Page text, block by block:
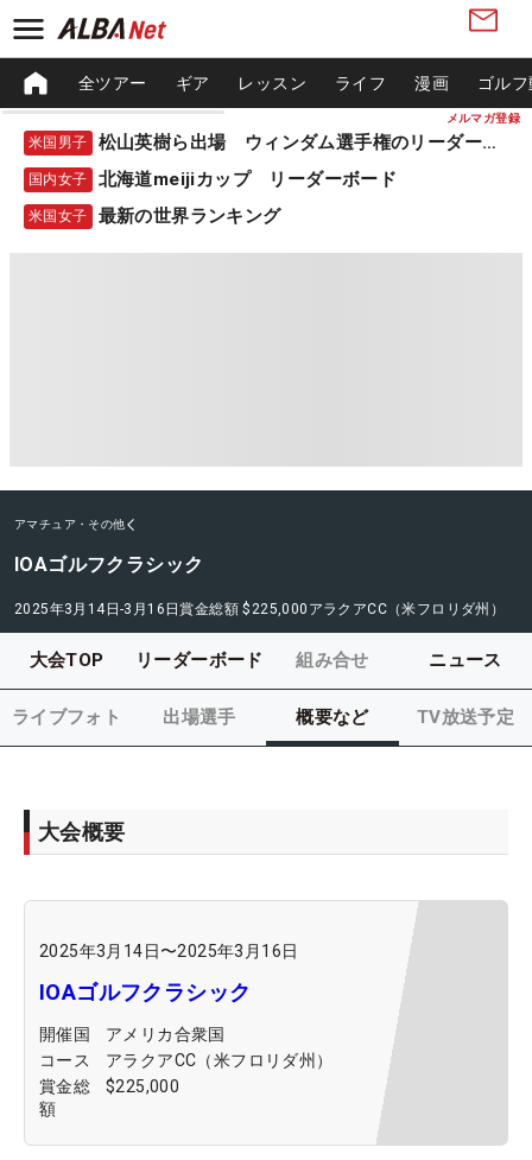
メルマガ登録
全ツアー ギア レッスン ライフ 漫画 ゴル
米国男子 松山英樹ら出場 ウィンダム選手権のリーダーボード
国内女子 北海道meijiカップ リーダーボード
米国女子 最新の世界ランキング
アマチュア・その他
IOAゴルフクラシック
2025年3月14日-3月16日賞金総額 $225,000 アラクアCC（米フロリダ州）
大会TOP リーダーボード 組み合せ ニュース
ライブフォト 出場選手 概要など TV放送予定
大会概要
2025年3月14日〜2025年3月16日
IOAゴルフクラシック
開催国
アメリカ合衆国
コース
アラクアCC（米フロリダ州）
賞金総
額
$225,000